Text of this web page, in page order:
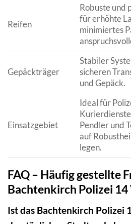
Reifen
Robuste und
für erhöhte
minimiertes
Gepäckträger
Stabiler
sicheren
und Gepäck.
Einsatzgebiet
Ideal für
Pendler und
auf
legen.
FAQ – Häufig gestellte
Bachtenkirch Polizei 14
Ist das Bachtenkirch Polizei